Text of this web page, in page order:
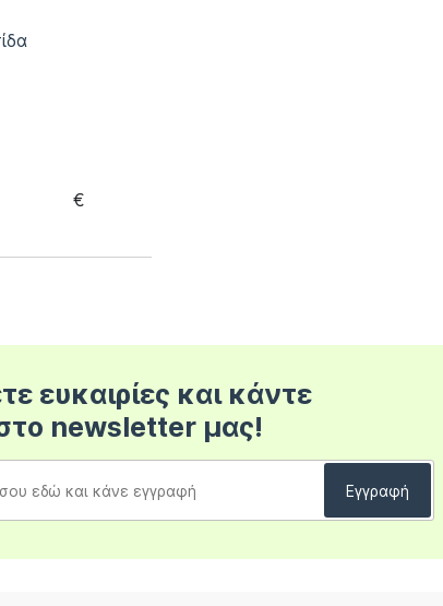
€
ευκαιρίες και κάντε
newsletter μας!